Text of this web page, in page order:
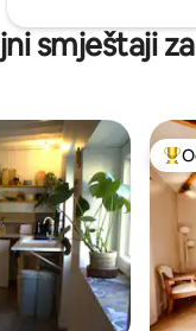
smještaji